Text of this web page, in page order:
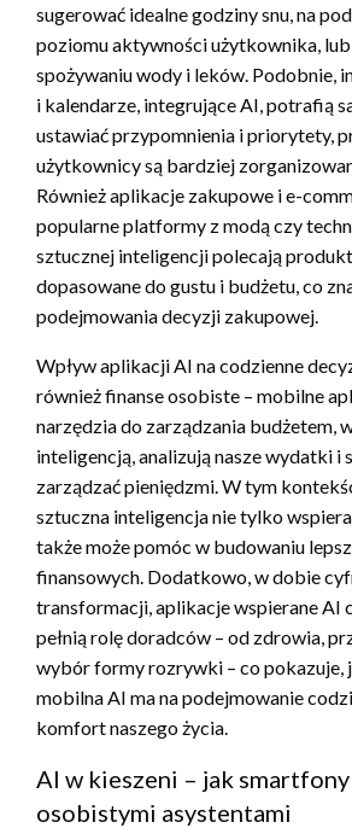
sugerować idealne godziny snu, na
poziomu aktywności użytkownika,
spożywaniu wody i leków. Podobnie,
i kalendarze, integrujące AI, potrafią
ustawiać przypomnienia i priorytety,
użytkownicy są bardziej
Również aplikacje zakupowe i e-
popularne platformy z modą czy
sztucznej inteligencji polecają
dopasowane do gustu i budżetu, co
podejmowania decyzji zakupowej.
Wpływ aplikacji AI na codzienne
również finanse osobiste – mobilne
narzędzia do zarządzania budżetem,
inteligencją, analizują nasze wydatki i
zarządzać pieniędzmi. W tym
sztuczna inteligencja nie tylko
także może pomóc w budowaniu
finansowych. Dodatkowo, w dobie
transformacji, aplikacje wspierane AI
pełnią rolę doradców – od zdrowia,
wybór formy rozrywki – co pokazuje,
mobilna AI ma na podejmowanie
komfort naszego życia.
AI w kieszeni – jak
osobistymi asystentami